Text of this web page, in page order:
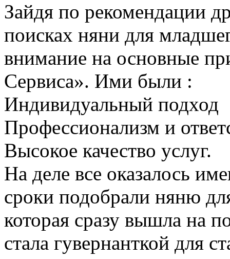
Зайдя по рекомендации
поисках няни для
внимание на основные
Сервиса». Ими были :
Индивидуальный подход
Профессионализм и
Высокое качество услуг.
На деле все оказалось
сроки подобрали няню
которая сразу вышла на
стала гувернанткой для